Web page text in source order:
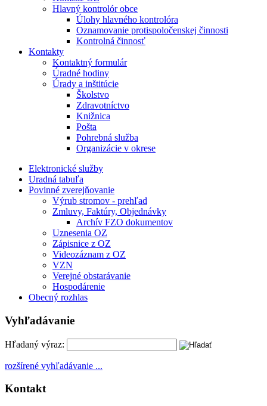
Hlavný kontrolór obce
Úlohy hlavného kontrolóra
Oznamovanie protispoločenskej činnosti
Kontrolná činnosť
Kontakty
Kontaktný formulár
Úradné hodiny
Úrady a inštitúcie
Školstvo
Zdravotníctvo
Knižnica
Pošta
Pohrebná služba
Organizácie v okrese
Elektronické služby
Uradná tabuľa
Povinné zverejňovanie
Výrub stromov - prehľad
Zmluvy, Faktúry, Objednávky
Archív FZO dokumentov
Uznesenia OZ
Zápisnice z OZ
Videozáznam z OZ
VZN
Verejné obstarávanie
Hospodárenie
Obecný rozhlas
Vyhľadávanie
Hľadaný výraz:
rozšírené vyhľadávanie ...
Kontakt